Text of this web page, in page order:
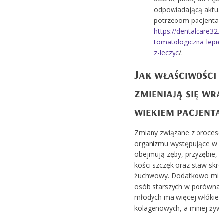
odpowiadającą
potrzebom
https://
tomatologiczna-
z-leczyc/.
Jak
zmieniają się
wiekiem
Zmiany związane z
organizmu występujące
obejmują zęby, przyzębie,
kości szczęk oraz staw
żuchwowy. Dodatkowo
osób starszych w
młodych ma więcej
kolagenowych, a mniej